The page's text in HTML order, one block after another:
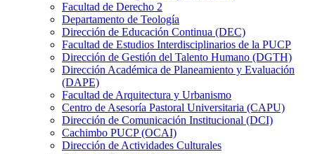
Facultad de Derecho 2
Departamento de Teología
Dirección de Educación Continua (DEC)
Facultad de Estudios Interdisciplinarios de la PUCP
Dirección de Gestión del Talento Humano (DGTH)
Dirección Académica de Planeamiento y Evaluación
(DAPE)
Facultad de Arquitectura y Urbanismo
Centro de Asesoría Pastoral Universitaria (CAPU)
Dirección de Comunicación Institucional (DCI)
Cachimbo PUCP (OCAI)
Dirección de Actividades Culturales